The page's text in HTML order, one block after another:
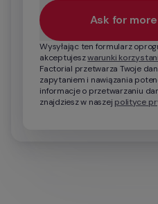
Wysyłając ten formularz
akceptujesz warunki
Factorial przetwarza Twoje
zapytaniem i nawiązania
informacje o przetwarzaniu
znajdziesz w naszej polityce
Ask for